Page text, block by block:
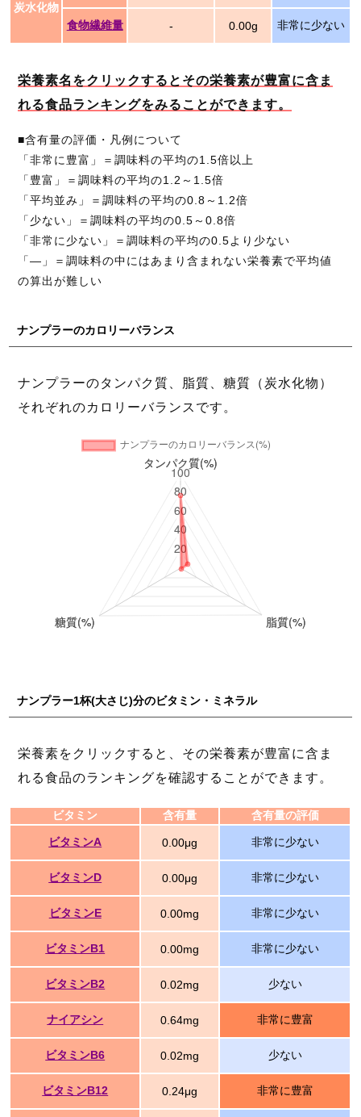
炭水化物
食物繊維量 - 0.00g 非常に少ない
栄養素名をクリックするとその栄養素が豊富に含ま
れる食品ランキングをみることができます。
■含有量の評価・凡例について
「非常に豊富」＝調味料の平均の1.5倍以上
「豊富」＝調味料の平均の1.2～1.5倍
「平均並み」＝調味料の平均の0.8～1.2倍
「少ない」＝調味料の平均の0.5～0.8倍
「非常に少ない」＝調味料の平均の0.5より少ない
「―」＝調味料の中にはあまり含まれない栄養素で平均値
の算出が難しい
ナンプラーのカロリーバランス
ナンプラーのタンパク質、脂質、糖質（炭水化物）
それぞれのカロリーバランスです。
ナンプラー1杯(大さじ)分のビタミン・ミネラル
栄養素をクリックすると、その栄養素が豊富に含ま
れる食品のランキングを確認することができます。
ビタミン 含有量 含有量の評価
ビタミンA 0.00μg 非常に少ない
ビタミンD 0.00μg 非常に少ない
ビタミンE 0.00mg 非常に少ない
ビタミンB1 0.00mg 非常に少ない
ビタミンB2 0.02mg 少ない
ナイアシン 0.64mg 非常に豊富
ビタミンB6 0.02mg 少ない
ビタミンB12 0.24μg 非常に豊富